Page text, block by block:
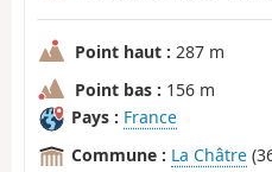
Point haut : 287 m
Point bas : 156 m
Pays : France
Commune : La Châtre